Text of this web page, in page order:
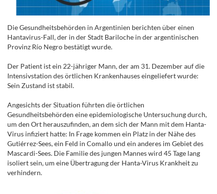
Die Gesundheitsbehörden in Argentinien berichten über einen
Hantavirus-Fall, der in der Stadt Bariloche in der argentinischen
Provinz Río Negro bestätigt wurde.
Der Patient ist ein 22-jähriger Mann, der am 31. Dezember auf die
Intensivstation des örtlichen Krankenhauses eingeliefert wurde:
Sein Zustand ist stabil.
Angesichts der Situation führten die örtlichen
Gesundheitsbehörden eine epidemiologische Untersuchung durch,
um den Ort herauszufinden, an dem sich der Mann mit dem Hanta-
Virus infiziert hatte: In Frage kommen ein Platz in der Nähe des
Gutiérrez-Sees, ein Feld in Comallo und ein anderes im Gebiet des
Mascardi-Sees. Die Familie des jungen Mannes wird 45 Tage lang
isoliert sein, um eine Übertragung der Hanta-Virus Krankheit zu
verhindern.